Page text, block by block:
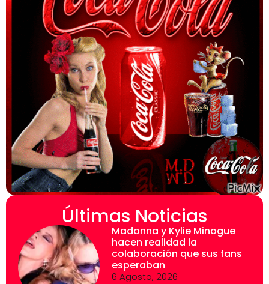
Últimas Noticias
Madonna y Kylie Minogue
hacen realidad la
colaboración que sus fans
esperaban
6 Agosto, 2026